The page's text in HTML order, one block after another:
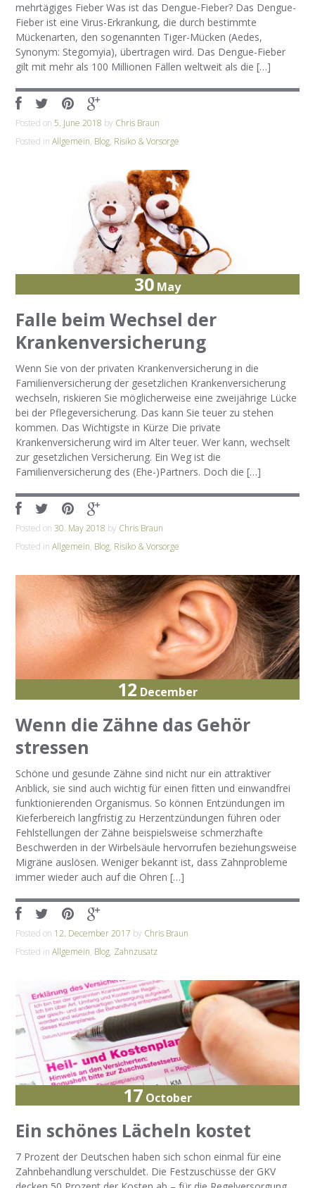
mehrtägiges Fieber Was ist das Dengue-Fieber? Das Dengue-
Fieber ist eine Virus-Erkrankung, die durch bestimmte
Mückenarten, den sogenannten Tiger-Mücken (Aedes,
Synonym: Stegomyia), übertragen wird. Das Dengue-Fieber
gilt mit mehr als 100 Millionen Fällen weltweit als die […]
Posted on5. June 2018 by Chris Braun
Posted inAllgemein, Blog, Risiko & Vorsorge
30 May
Falle beim Wechsel der
Krankenversicherung
Wenn Sie von der privaten Krankenversicherung in die
Familienversicherung der gesetzlichen Krankenversicherung
wechseln, riskieren Sie möglicherweise eine zweijährige Lücke
bei der Pflegeversicherung. Das kann Sie teuer zu stehen
kommen. Das Wichtigste in Kürze Die private
Krankenversicherung wird im Alter teuer. Wer kann, wechselt
zur gesetzlichen Versicherung. Ein Weg ist die
Familienversicherung des (Ehe-)Partners. Doch die […]
Posted on30. May 2018 by Chris Braun
Posted inAllgemein, Blog, Risiko & Vorsorge
12 December
Wenn die Zähne das Gehör
stressen
Schöne und gesunde Zähne sind nicht nur ein attraktiver
Anblick, sie sind auch wichtig für einen fitten und einwandfrei
funktionierenden Organismus. So können Entzündungen im
Kieferbereich langfristig zu Herzentzündungen führen oder
Fehlstellungen der Zähne beispielsweise schmerzhafte
Beschwerden in der Wirbelsäule hervorrufen beziehungsweise
Migräne auslösen. Weniger bekannt ist, dass Zahnprobleme
immer wieder auch auf die Ohren […]
Posted on 12. December 2017 by Chris Braun
Posted inAllgemein, Blog, Zahnzusatz
17 October
Ein schönes Lächeln kostet
7 Prozent der Deutschen haben sich schon einmal für eine
Zahnbehandlung verschuldet. Die Festzuschüsse der GKV